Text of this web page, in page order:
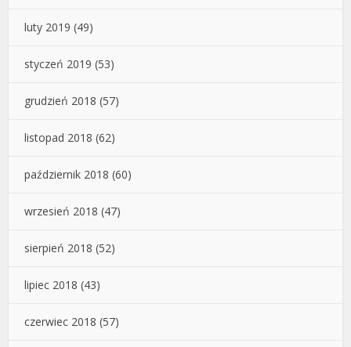
luty 2019 (49)
styczeń 2019 (53)
grudzień 2018 (57)
listopad 2018 (62)
październik 2018 (60)
wrzesień 2018 (47)
sierpień 2018 (52)
lipiec 2018 (43)
czerwiec 2018 (57)